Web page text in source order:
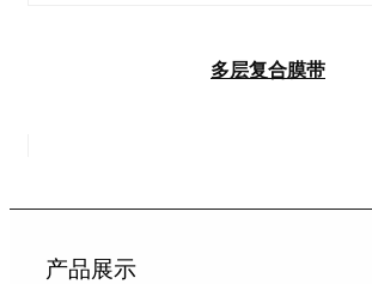
多层复合膜带
产品展示